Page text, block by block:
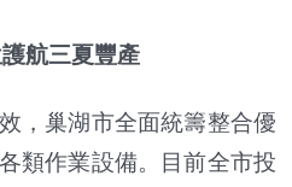
航三夏豐產
，巢湖市全面統籌整合優
類作業設備。目前全市投